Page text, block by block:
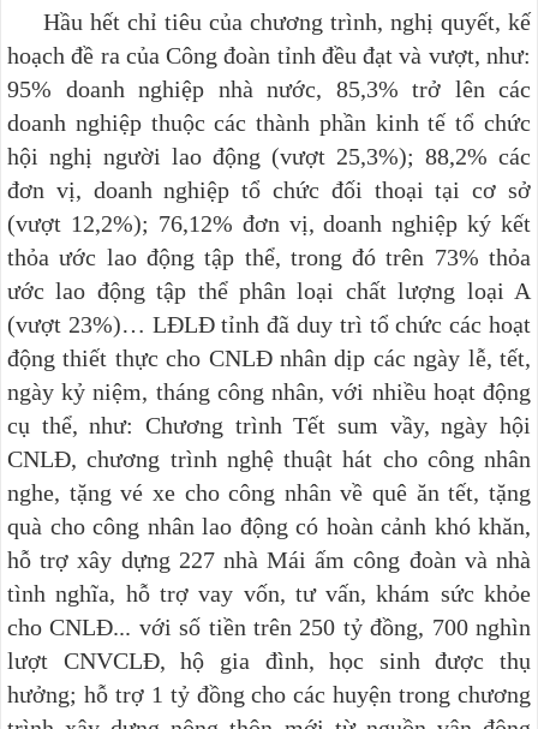
Hầu hết chỉ tiêu của chương trình, nghị quyết, kế
hoạch đề ra của Công đoàn tỉnh đều đạt và vượt, như:
95% doanh nghiệp nhà nước, 85,3% trở lên các
doanh nghiệp thuộc các thành phần kinh tế tổ chức
hội nghị người lao động (vượt 25,3%); 88,2% các
đơn vị, doanh nghiệp tổ chức đối thoại tại cơ sở
(vượt 12,2%); 76,12% đơn vị, doanh nghiệp ký kết
thỏa ước lao động tập thể, trong đó trên 73% thỏa
ước lao động tập thể phân loại chất lượng loại A
(vượt 23%)… LĐLĐ tỉnh đã duy trì tổ chức các hoạt
động thiết thực cho CNLĐ nhân dịp các ngày lễ, tết,
ngày kỷ niệm, tháng công nhân, với nhiều hoạt động
cụ thể, như: Chương trình Tết sum vầy, ngày hội
CNLĐ, chương trình nghệ thuật hát cho công nhân
nghe, tặng vé xe cho công nhân về quê ăn tết, tặng
quà cho công nhân lao động có hoàn cảnh khó khăn,
hỗ trợ xây dựng 227 nhà Mái ấm công đoàn và nhà
tình nghĩa, hỗ trợ vay vốn, tư vấn, khám sức khỏe
cho CNLĐ... với số tiền trên 250 tỷ đồng, 700 nghìn
lượt CNVCLĐ, hộ gia đình, học sinh được thụ
hưởng; hỗ trợ 1 tỷ đồng cho các huyện trong chương